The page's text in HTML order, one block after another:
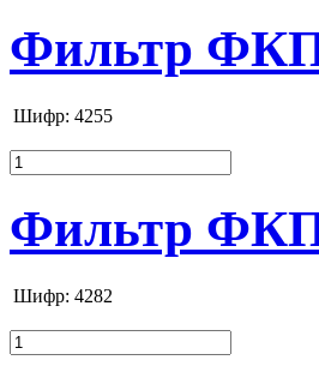
Фильтр
Шифр: 4255
Фильтр
Шифр: 4282